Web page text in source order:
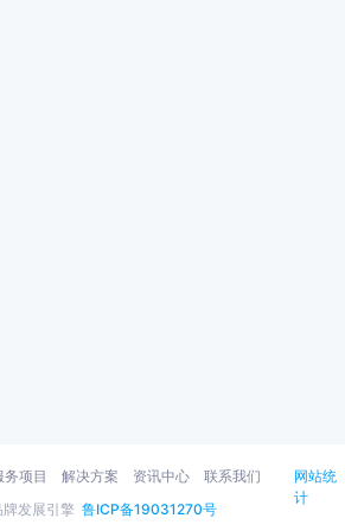
发展引擎 鲁ICP备19031270号
务项目 解决方案 资讯中心 联系我们
网站统
计